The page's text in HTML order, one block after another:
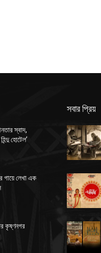
স্বাদ,
হোটেল’
গায়ে লেখা এক
কৃষ্ণনগর
সবার প্রিয়